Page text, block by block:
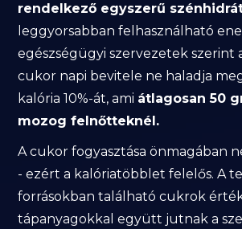
rendelkező egyszerű
leggyorsabban felhasználható
egészségügyi szervezetek szerint
cukor napi bevitele ne haladja
kalória 10%-át, ami átlagosan 50
mozog felnőtteknél.
A cukor fogyasztása önmagában
- ezért a kalóriatöbblet felelős. A
forrásokban található cukrok
tápanyagokkal együtt jutnak a